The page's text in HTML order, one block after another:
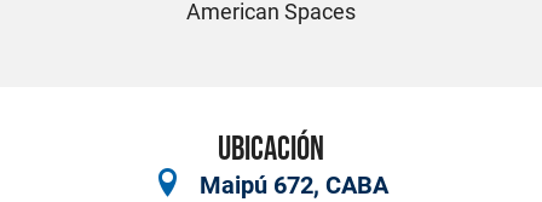
American Spaces
UBICACIÓN
Maipú 672, CABA